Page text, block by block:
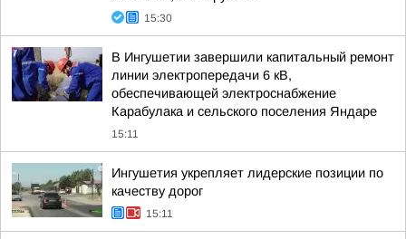
15:30
В Ингушетии завершили капитальный ремонт
линии электропередачи 6 кВ,
обеспечивающей электроснабжение
Карабулака и сельского поселения Яндаре
15:11
Ингушетия укрепляет лидерские позиции по
качеству дорог
15:11